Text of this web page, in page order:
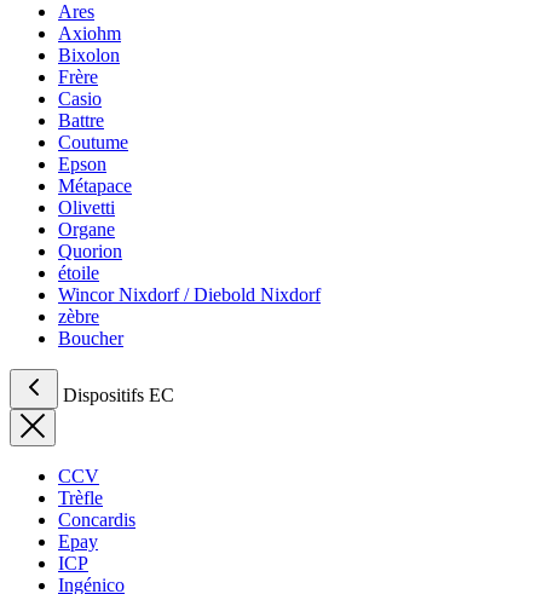
Ares
Axiohm
Bixolon
Frère
Casio
Battre
Coutume
Epson
Métapace
Olivetti
Organe
Quorion
étoile
Wincor Nixdorf / Diebold Nixdorf
zèbre
Boucher
Dispositifs EC
CCV
Trèfle
Concardis
Epay
ICP
Ingénico